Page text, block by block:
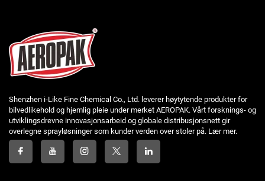
Shenzhen i-Like Fine Chemical Co., Ltd. leverer høytytende produkter for
bilvedlikehold og hjemlig pleie under merket AEROPAK. Vårt forsknings- og
utviklingsdrevne innovasjonsarbeid og globale distribusjonsnett gir
overlegne sprayløsninger som kunder verden over stoler på. Lær mer.